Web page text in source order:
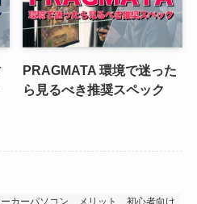
PRAGMATA 環境で迷った
ら見るべき推奨スペック